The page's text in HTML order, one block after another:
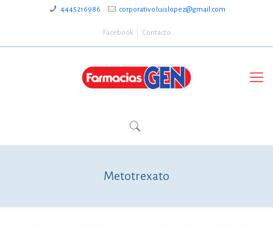
4445216986 corporativo.luislopez@gmail.com
Facebook Contacto
Metotrexato